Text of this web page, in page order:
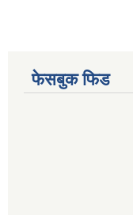
फेसबुक फिड